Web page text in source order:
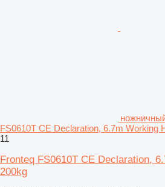
FS0610T CE Declaration, 6.7m Working
11
Fronteq FS0610T CE Declaration,
200kg